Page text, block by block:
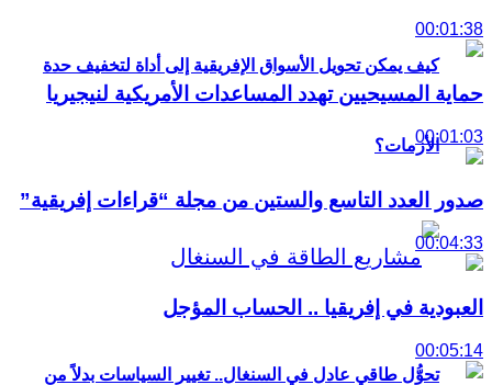
كيف يمكن تحويل الأسواق الإفريقية إلى أداة لتخفيف حدة
الأزمات؟
تحوُّل طاقي عادل في السنغال.. تغيير السياسات بدلاً من
00:01:38
حماية المسيحيين تهدد المساعدات الأمريكية لنيجيريا
00:01:03
صدور العدد التاسع والستين من مجلة “قراءات إفريقية”
00:04:33
العبودية في إفريقيا .. الحساب المؤجل
00:05:14